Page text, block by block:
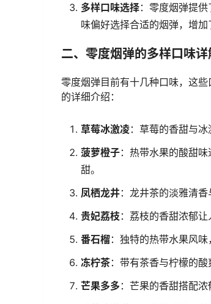
多样口味选择：零度烟弹提
味偏好选择合适的烟弹，增加
二、零度烟弹的多样口味详
零度烟弹目前有十几种口味，这
的详细介绍：
草莓冰激凌：草莓的香甜与
菠萝橙子：热带水果的酸甜
甜。
凤栖龙井：龙井茶的淡雅清
贵妃荔枝 ：荔枝的香甜浓郁
番石榴：独特的热带水果风味
冻柠茶：带有茶香与柠檬的酸
芒果多多 ：芒果的香甜搭配